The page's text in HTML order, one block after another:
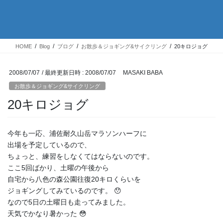
HOME Blog ブログ お散歩＆ジョギング&サイクリング 20キロジョグ
2008/07/07 / 最終更新日時 : 2008/07/07 MASAKI BABA
お散歩＆ジョギング&サイクリング
20キロジョグ
今年も一応、浦佐耐久山岳マラソンハーフに
出場を予定しているので、
ちょっと、練習をしなくてはならないのです。
ここ5回ばかり、土曜の午後から
自宅から八色の森公園往復20キロくらいを
ジョギングしてみているのです。 😯
なので5日の土曜日も走ってみました。
天気でかなり暑かった 😳